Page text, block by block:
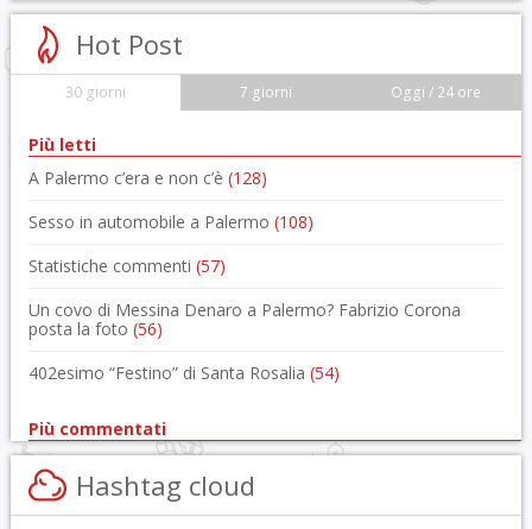
Hot Post
30 giorni 7 giorni Oggi / 24 ore
Più letti
A Palermo c’era e non c’è (128)
Sesso in automobile a Palermo (108)
Statistiche commenti (57)
Un covo di Messina Denaro a Palermo? Fabrizio Corona
posta la foto (56)
402esimo “Festino” di Santa Rosalia (54)
Più commentati
Hashtag cloud